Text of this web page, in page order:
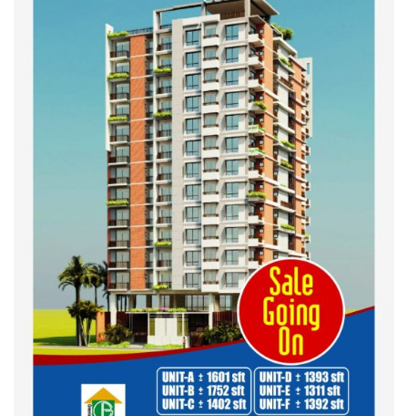
কুড়িগ্রাম কৃষি বিশ্ববিদ্যালয়ের স্থায়ী
ক্যাম্পাস নির্মাণে ইউজিসির সমন্বয়
সভা অনুষ্ঠিত
শহীদদের অসম্পূর্ণ মিশন সম্পন্ন করে
তবেই আমরা তৃপ্তিভোজন করব-
মুফতি আলী হাসান উসামা
দেশ গড়তে জুলাই জাগরণ’ কর্মসূচির
অংশ হিসেবে এনসিপির জুলাই
পথসভসায়- নাসীরুদ্দীন পাটওয়ারী
ইসলামী ব্যাংক বাংলাদেশ পিলএলসি
ময়মনসিংহ শাখার গ্রাহক সমাবেশ